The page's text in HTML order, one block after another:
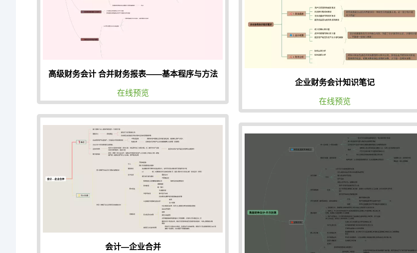
高级财务会计 合并财务报表——基本程序与方法
在线预览
会计—企业合并
企业财务会计知识笔记
在线预览